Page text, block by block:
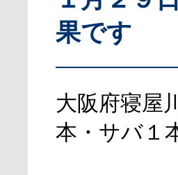
果です
大阪府寝屋
本・サバ１